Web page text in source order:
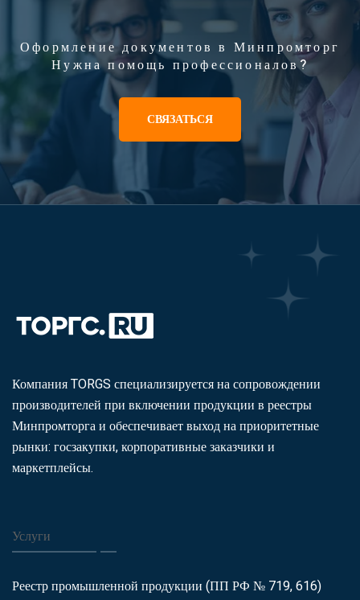
Оформление документов в Минпромторг
Нужна помощь профессионалов?
СВЯЗАТЬСЯ
Компания TORGS специализируется на сопровождении
производителей при включении продукции в реестры
Минпромторга и обеспечивает выход на приоритетные
рынки: госзакупки, корпоративные заказчики и
маркетплейсы.
Услуги
Реестр промышленной продукции (ПП РФ № 719, 616)